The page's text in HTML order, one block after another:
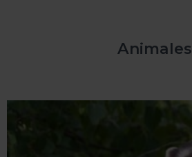
Animales